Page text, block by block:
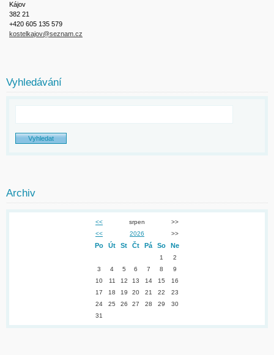
Kájov
382 21
+420 605 135 579
kostelkajov@seznam.cz
Vyhledávání
Archiv
<< srpen
>>
<<
2026 >>
Po Út St Čt Pá So Ne
1
2
3
4 5 6 7 8
9
10
11 12 13 14 15
16
17
18 19 20 21 22
23
24
25 26 27 28 29
30
31